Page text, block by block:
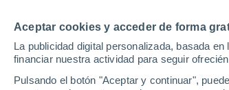
Aceptar cookies y acceder de forma
La publicidad digital personalizada, basada
financiar nuestra actividad para seguir
Pulsando el botón "Aceptar y continuar",
Inicio Suiza Cantón de Berna
Tiempo en el